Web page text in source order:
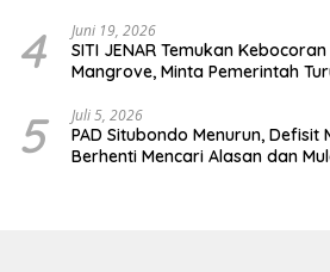
4 Juni 19, 2026
SITI JENAR Temukan
Mangrove, Minta Pemerintah
5 Juli 5, 2026
PAD Situbondo Menurun, Defisit
Berhenti Mencari Alasan dan